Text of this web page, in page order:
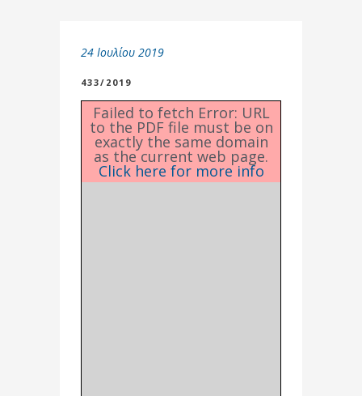
24 Ιουλίου 2019
433/2019
Failed to fetch Error: URL
to the PDF file must be on
exactly the same domain
as the current web page.
Click here for more info